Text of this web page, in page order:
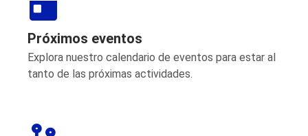
Próximos eventos
Explora nuestro calendario de eventos para estar al
tanto de las próximas actividades.